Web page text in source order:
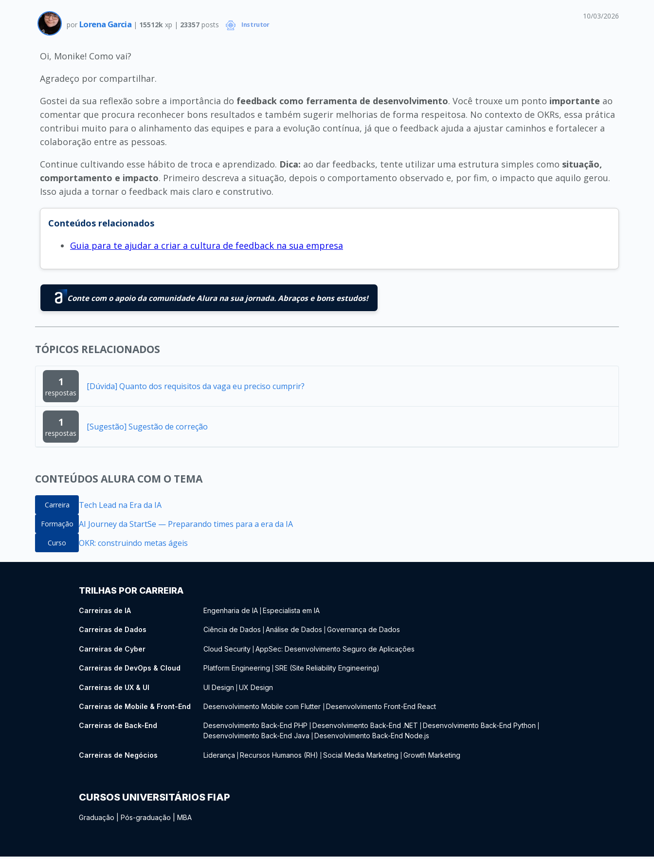
por Lorena Garcia | 15512k xp | 23357posts Instrutor
10/03/2026
Oi, Monike! Como vai?
Agradeço por compartilhar.
Gostei da sua reflexão sobre a importância do feedback como ferramenta de desenvolvimento. Você trouxe um ponto importante ao
comentar que procura reconhecer bons resultados e também sugerir melhorias de forma respeitosa. No contexto de OKRs, essa prática
contribui muito para o alinhamento das equipes e para a evolução contínua, já que o feedback ajuda a ajustar caminhos e fortalecer a
colaboração entre as pessoas.
Continue cultivando esse hábito de troca e aprendizado. Dica: ao dar feedbacks, tente utilizar uma estrutura simples como situação,
comportamento e impacto. Primeiro descreva a situação, depois o comportamento observado e, por fim, o impacto que aquilo gerou.
Isso ajuda a tornar o feedback mais claro e construtivo.
Conteúdos relacionados
Guia para te ajudar a criar a cultura de feedback na sua empresa
Conte com o apoio da comunidade Alura na sua jornada. Abraços e bons estudos!
TÓPICOS RELACIONADOS
1
respostas
[Dúvida] Quanto dos requisitos da vaga eu preciso cumprir?
1
respostas
[Sugestão] Sugestão de correção
CONTEÚDOS ALURA COM O TEMA
Carreira Tech Lead na Era da IA
Formação AI Journey da StartSe — Preparando times para a era da IA
Curso OKR: construindo metas ágeis
TRILHAS POR CARREIRA
Carreiras de IA Engenharia de IA Especialista em IA
Carreiras de Dados Ciência de Dados Análise de Dados Governança de Dados
Carreiras de Cyber Cloud Security AppSec: Desenvolvimento Seguro de Aplicações
Carreiras de DevOps & Cloud Platform Engineering SRE (Site Reliability Engineering)
Carreiras de UX & UI UI Design UX Design
Carreiras de Mobile & Front-End Desenvolvimento Mobile com Flutter Desenvolvimento Front-End React
Carreiras de Back-End Desenvolvimento Back-End PHP Desenvolvimento Back-End .NET Desenvolvimento Back-End Python
Desenvolvimento Back-End Java Desenvolvimento Back-End Node.js
Carreiras de Negócios Liderança Recursos Humanos (RH) Social Media Marketing Growth Marketing
CURSOS UNIVERSITÁRIOS FIAP
Graduação Pós-graduação MBA